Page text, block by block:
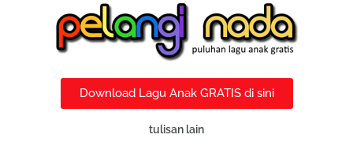
Download Lagu Anak GRATIS di sini
tulisan lain